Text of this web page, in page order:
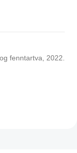
fenntartva, 2022.